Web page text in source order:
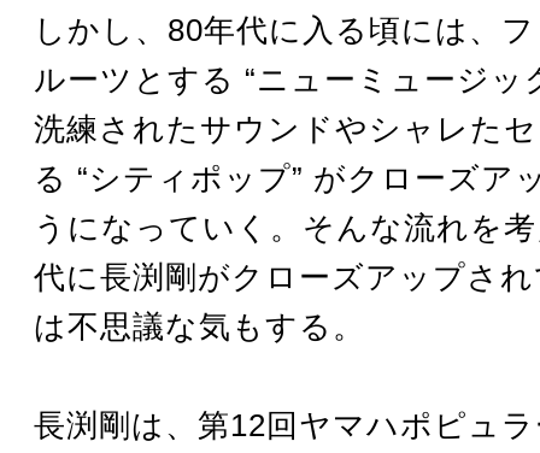
しかし、80年代に入る頃には、
ルーツとする “ニューミュージッ
洗練されたサウンドやシャレた
る “シティポップ” がクローズア
うになっていく。そんな流れを
代に長渕剛がクローズアップさ
は不思議な気もする。
長渕剛は、第12回ヤマハポピュ